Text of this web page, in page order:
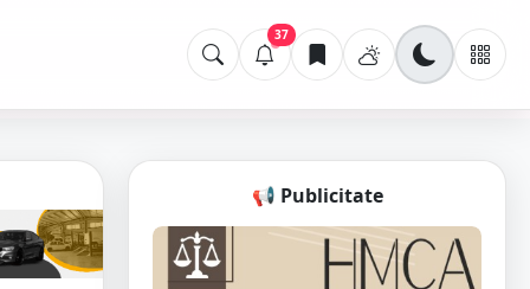
37
📢 Publicitate